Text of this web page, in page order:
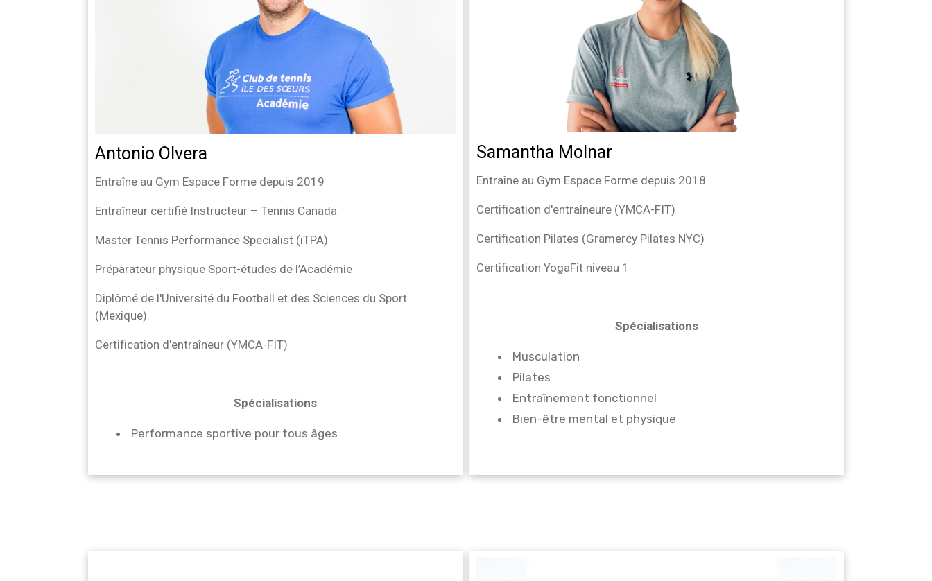
Antonio Olvera
Entraîne au Gym Espace Forme depuis 2019
Entraîneur certifié Instructeur – Tennis Canada
Master Tennis Performance Specialist (iTPA)
Préparateur physique Sport-études de l’Académie
Diplômé de l'Université du Football et des Sciences du Sport
(Mexique)
Certification d'entraîneur (YMCA-FIT)
Spécialisations
Performance sportive pour tous âges
Samantha Molnar
Entraîne au Gym Espace Forme depuis 2018
Certification d'entraîneure (YMCA-FIT)
Certification Pilates (Gramercy Pilates NYC)
Certification YogaFit niveau 1
Spécialisations
Musculation
Pilates
Entraînement fonctionnel
Bien-être mental et physique